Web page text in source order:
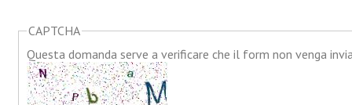
CAPTCHA
Questa domanda serve a verificare che il form non venga